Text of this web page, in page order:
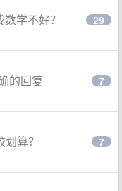
学不好？ 29
的回复 7
算？ 7